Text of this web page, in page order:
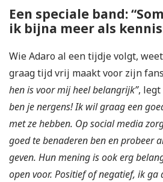
Een speciale band:
ik bijna meer als
Wie Adaro al een tijdje volgt,
graag tijd vrij maakt voor zijn
hen is voor mij heel belangrijk”,
ben je nergens! Ik wil graag een
met ze hebben. Op social media
goed te benaderen ben en probeer
geven. Hun mening is ook erg
open voor. Positief of negatief, ik ga